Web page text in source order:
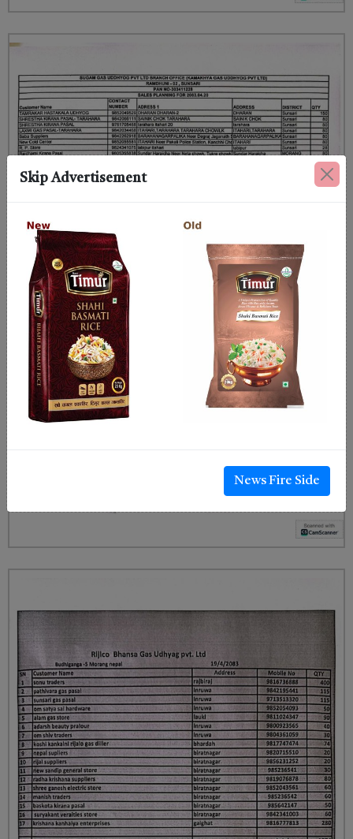
Skip Advertisement
News Fire Side